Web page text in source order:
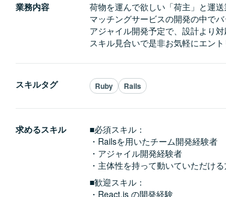
業務内容
荷物を運んで欲しい「荷主」と運
マッチングサービスの開発の中で
アジャイル開発予定で、設計より
スキル見合いで是非お気軽にエント
スキルタグ Ruby Rails
求めるスキル
■必須スキル：
・Railsを用いたチーム開発経験者
・アジャイル開発経験者
・主体性を持って動いていただけ
■歓迎スキル：
・React.js の開発経験